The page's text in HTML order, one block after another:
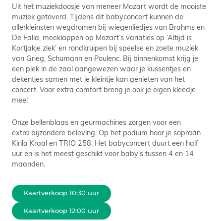
Uit het muziekdoosje van meneer Mozart wordt de mooiste
muziek getoverd. Tijdens dit babyconcert kunnen de
allerkleinsten wegdromen bij wiegenliedjes van Brahms en
De Falla, meeklappen op Mozart’s variaties op ‘Altijd is
Kortjakje ziek’ en rondkruipen bij speelse en zoete muziek
van Grieg, Schumann en Poulenc. Bij binnenkomst krijg je
een plek in de zaal aangewezen waar je kussentjes en
dekentjes samen met je kleintje kan genieten van het
concert. Voor extra comfort breng je ook je eigen kleedje
mee!
Onze bellenblaas en geurmachines zorgen voor een
extra bijzondere beleving. Op het podium hoor je sopraan
Kirila Kraal en TRIO 258. Het babyconcert duurt een half
uur en is het meest geschikt voor baby’s tussen 4 en 14
maanden.
Kaartverkoop 10:30 uur
Kaartverkoop 12:00 uur